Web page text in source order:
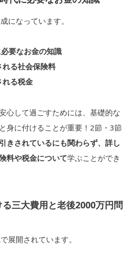
になっています。
要なお金の知識
る社会保険料
れる税金
心して過ごすためには、基礎的な
身に付けることが重要！2節・3節
きされているにも関わらず、詳し
料や税金について学ぶことができ
三大費用と老後2000万円問
展開されています。